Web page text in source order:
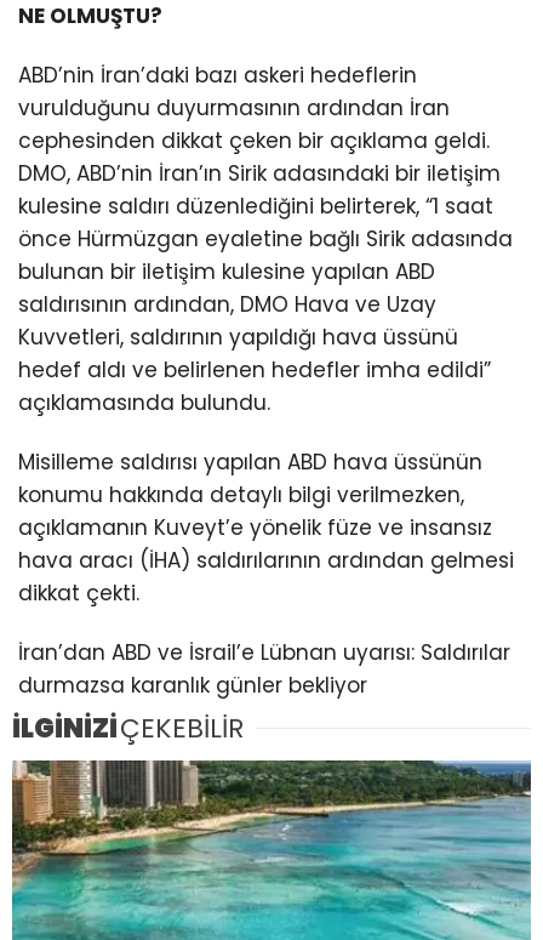
NE OLMUŞTU?
ABD’nin İran’daki bazı askeri hedeflerin
vurulduğunu duyurmasının ardından İran
cephesinden dikkat çeken bir açıklama geldi.
DMO, ABD’nin İran’ın Sirik adasındaki bir iletişim
kulesine saldırı düzenlediğini belirterek, “1 saat
önce Hürmüzgan eyaletine bağlı Sirik adasında
bulunan bir iletişim kulesine yapılan ABD
saldırısının ardından, DMO Hava ve Uzay
Kuvvetleri, saldırının yapıldığı hava üssünü
hedef aldı ve belirlenen hedefler imha edildi”
açıklamasında bulundu.
Misilleme saldırısı yapılan ABD hava üssünün
konumu hakkında detaylı bilgi verilmezken,
açıklamanın Kuveyt’e yönelik füze ve insansız
hava aracı (İHA) saldırılarının ardından gelmesi
dikkat çekti.
İran’dan ABD ve İsrail’e Lübnan uyarısı: Saldırılar
durmazsa karanlık günler bekliyor
İLGİNİZİÇEKEBİLİR